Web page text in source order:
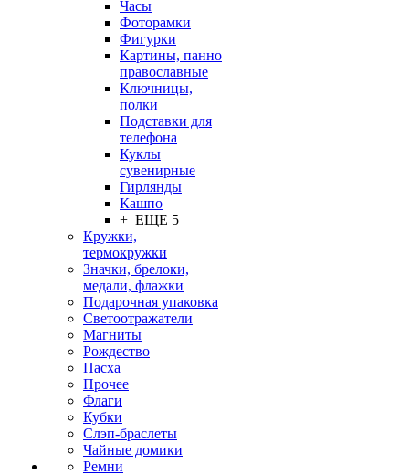
Часы
Фоторамки
Фигурки
Картины, панно
православные
Ключницы,
полки
Подставки для
телефона
Куклы
сувенирные
Гирлянды
Кашпо
+ ЕЩЕ 5
Кружки,
термокружки
Значки, брелоки,
медали, флажки
Подарочная упаковка
Светоотражатели
Магниты
Рождество
Пасха
Прочее
Флаги
Кубки
Слэп-браслеты
Чайные домики
Ремни